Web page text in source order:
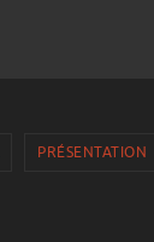
PRÉSENTATION